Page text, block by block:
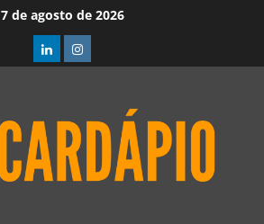
7 de agosto de 2026